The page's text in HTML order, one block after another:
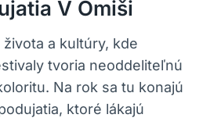
V Omiši
a kultúry, kde
tvoria neoddeliteľnú
Na rok sa tu konajú
ktoré lákajú